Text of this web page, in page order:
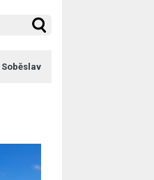
Soběslav